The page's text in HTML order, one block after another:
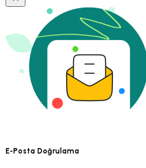
E-Posta Doğrulama